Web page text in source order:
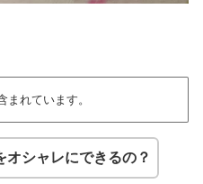
まれています。
オシャレにできるの？